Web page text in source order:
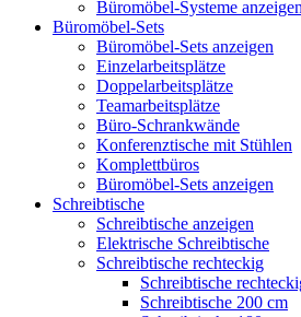
Büromöbel-Systeme anzeigen
Büromöbel-Sets
Büromöbel-Sets anzeigen
Einzelarbeitsplätze
Doppelarbeitsplätze
Teamarbeitsplätze
Büro-Schrankwände
Konferenztische mit Stühlen
Komplettbüros
Büromöbel-Sets anzeigen
Schreibtische
Schreibtische anzeigen
Elektrische Schreibtische
Schreibtische rechteckig
Schreibtische
Schreibtische 200 cm